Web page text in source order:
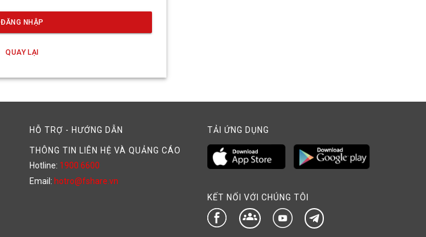
ĐĂNG NHẬP
QUAY LẠI
HỖ TRỢ - HƯỚNG DẪN
THÔNG TIN LIÊN HỆ VÀ QUẢNG CÁO
Hotline: 1900 6600
Email: hotro@fshare.vn
TẢI ỨNG DỤNG
KẾT NỐI VỚI CHÚNG TÔI
groups